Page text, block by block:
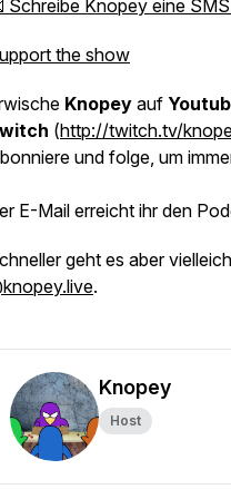
Schreibe Knopey eine
the show
Knopey auf
(http://twitch.tv/
und folge, um
E-Mail erreicht ihr den
geht es aber
.
Knopey
Host